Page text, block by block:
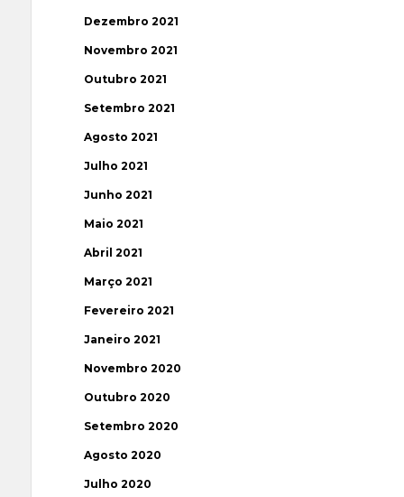
Dezembro 2021
Novembro 2021
Outubro 2021
Setembro 2021
Agosto 2021
Julho 2021
Junho 2021
Maio 2021
Abril 2021
Março 2021
Fevereiro 2021
Janeiro 2021
Novembro 2020
Outubro 2020
Setembro 2020
Agosto 2020
Julho 2020